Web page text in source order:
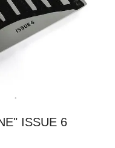
ISSUE 6